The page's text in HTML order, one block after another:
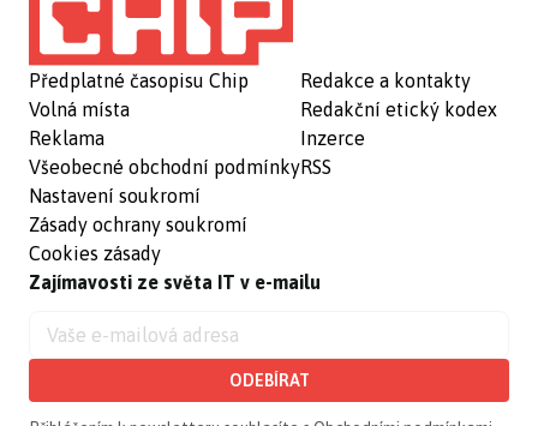
Předplatné časopisu Chip
Volná místa
Reklama
Všeobecné obchodní podmínky
Nastavení soukromí
Zásady ochrany soukromí
Cookies zásady
Redakce a kontakty
Redakční etický kodex
Inzerce
RSS
Zajímavosti ze světa IT v e-mailu
ODEBÍRAT